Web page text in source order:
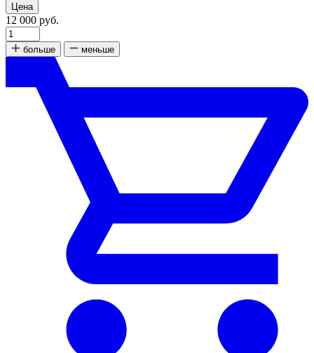
Цена
12 000 руб.
больше меньше